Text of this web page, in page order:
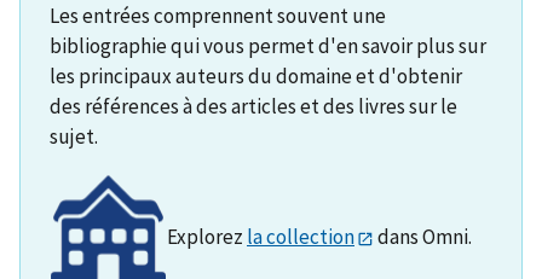
Les entrées comprennent souvent une
bibliographie qui vous permet d'en savoir plus sur
les principaux auteurs du domaine et d'obtenir
des références à des articles et des livres sur le
sujet.
Explorez la collection dans Omni.